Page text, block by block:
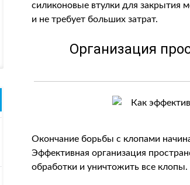
силиконовые втулки для закрытия
и не требует больших затрат.
Организация
Окончание борьбы с клопами
Эффективная организация
обработки и уничтожить все клопы.